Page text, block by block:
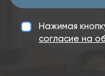
Нажимая
согласие на